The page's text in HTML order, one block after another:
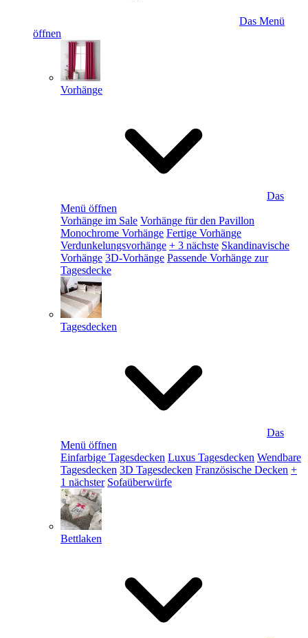
Das Menü
öffnen
Vorhänge
Das
Menü öffnen
Vorhänge im Sale Vorhänge für den Pavillon
Monochrome Vorhänge Fertige Vorhänge
Verdunkelungsvorhänge + 3 nächste Skandinavische
Vorhänge 3D-Vorhänge Passende Vorhänge zur
Tagesdecke
Tagesdecken
Das
Menü öffnen
Einfarbige Tagesdecken Luxus Tagesdecken Wendbare
Tagesdecken 3D Tagesdecken Französische Decken +
1 nächster Sofaüberwürfe
Bettlaken